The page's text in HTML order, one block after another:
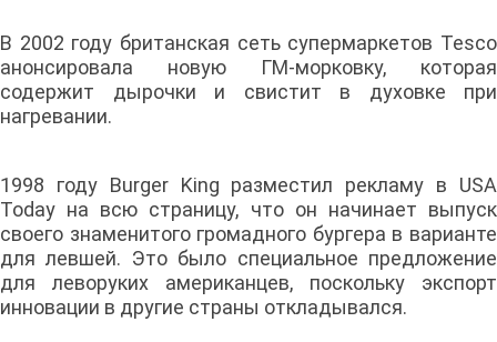
В 2002 году британская сеть супермаркетов Tesco
анонсировала новую ГМ-морковку, которая
содержит дырочки и свистит в духовке при
нагревании.
1998 году Burger King разместил рекламу в USA
Today на всю страницу, что он начинает выпуск
своего знаменитого громадного бургера в варианте
для левшей. Это было специальное предложение
для леворуких американцев, поскольку экспорт
инновации в другие страны откладывался.